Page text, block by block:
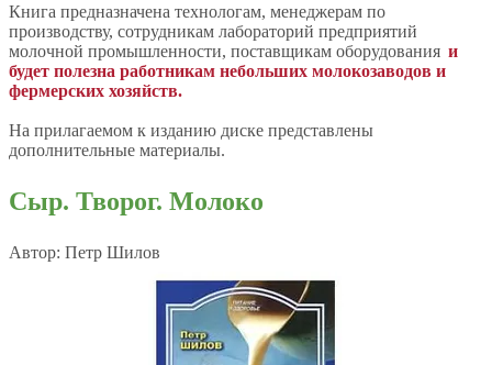
Книга предназначена технологам, менеджерам по
производству, сотрудникам лабораторий предприятий
молочной промышленности, поставщикам оборудования и
будет полезна работникам небольших молокозаводов и
фермерских хозяйств.
На прилагаемом к изданию диске представлены
дополнительные материалы.
Сыр. Творог. Молоко
Автор: Петр Шилов